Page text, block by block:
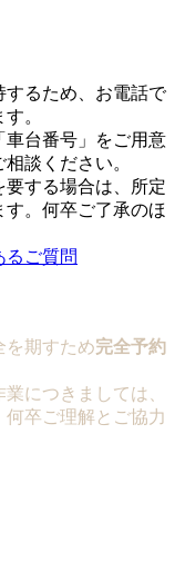
するため、お電話で
。
車台番号」をご用意
談ください。
する場合は、所定
。何卒ご了承のほ
るご質問
を期すため完全予約
につきましては、
卒ご理解とご協力